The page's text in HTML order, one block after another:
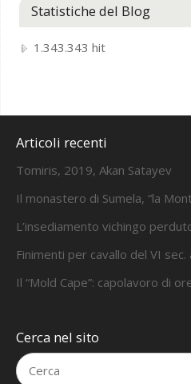
Statistiche del Blog
1.343.343 hit
Articoli recenti
Tomiris, 2019, Akan Satayev
Il monastero di Sumela, “la
L’insediamento vichingo
Finimenti per cavallo del VI
Il “Mold Cape”: capolavoro di
Cerca nel sito